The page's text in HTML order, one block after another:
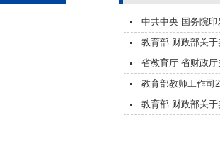
中共中央 国务院
教育部 财政部关
省教育厅 省财政厅
教育部教师工作司
教育部 财政部关